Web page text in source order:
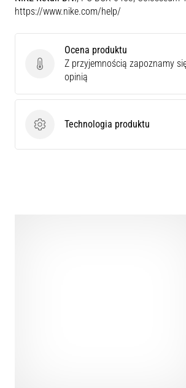
https://www.nike.com/help/
Ocena produktu
Ocena produktu
Z przyjemnością zapoznamy
opinią
Technologia produktu
Technologia produktu